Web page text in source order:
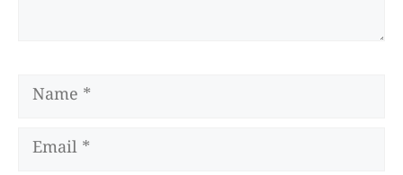
Name
Email